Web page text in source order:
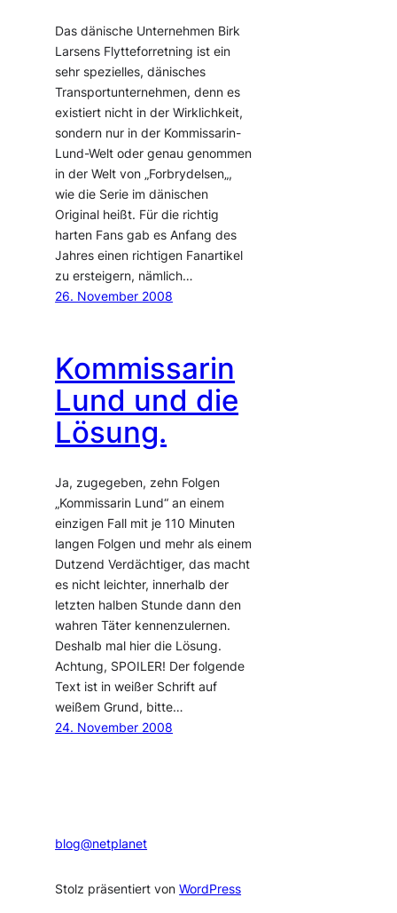
Das dänische Unternehmen Birk
Larsens Flytteforretning ist ein
sehr spezielles, dänisches
Transportunternehmen, denn es
existiert nicht in der Wirklichkeit,
sondern nur in der Kommissarin-
Lund-Welt oder genau genommen
in der Welt von „Forbrydelsen„,
wie die Serie im dänischen
Original heißt. Für die richtig
harten Fans gab es Anfang des
Jahres einen richtigen Fanartikel
zu ersteigern, nämlich…
26. November 2008
Kommissarin
Lund und die
Lösung.
Ja, zugegeben, zehn Folgen
„Kommissarin Lund“ an einem
einzigen Fall mit je 110 Minuten
langen Folgen und mehr als einem
Dutzend Verdächtiger, das macht
es nicht leichter, innerhalb der
letzten halben Stunde dann den
wahren Täter kennenzulernen.
Deshalb mal hier die Lösung.
Achtung, SPOILER! Der folgende
Text ist in weißer Schrift auf
weißem Grund, bitte…
24. November 2008
blog@netplanet
Stolz präsentiert vonWordPress